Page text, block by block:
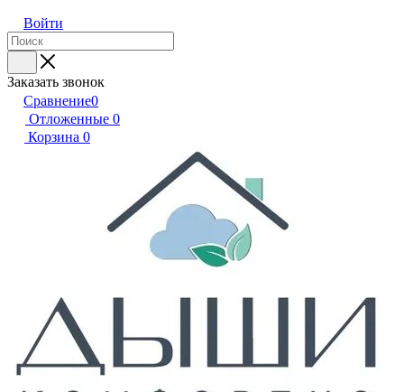
Войти
Заказать звонок
Сравнение0
Отложенные 0
Корзина 0